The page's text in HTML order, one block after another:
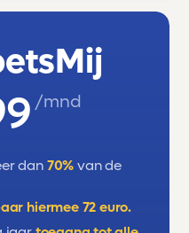
/mnd
dan 70% van de
hiermee 72 euro.